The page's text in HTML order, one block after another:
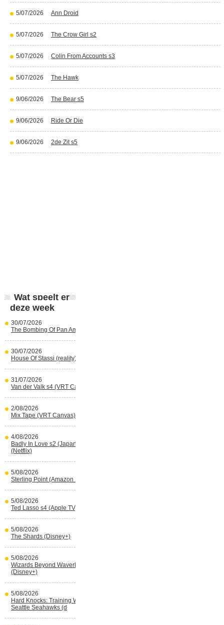
5/07/2026 Ann Droid
5/07/2026 The Crow Girl s2
5/07/2026 Colin From Accounts s3
5/07/2026 The Hawk
9/06/2026 The Bear s5
9/06/2026 Ride Or Die
9/06/2026 2de Zit s5
Wat speelt er
deze week
30/07/2026
The Bombing Of Pan Am 103 (Netflix)
30/07/2026
House Of Stassi (reality) (Disney+)
31/07/2026
Van der Valk s4 (VRT Canvas)
2/08/2026
Mix Tape (VRT Canvas)
4/08/2026
Badly In Love s2 (Japans) (reality)
(Netflix)
5/08/2026
Sterling Point (Amazon Prime Video)
5/08/2026
Ted Lasso s4 (Apple TV)
5/08/2026
The Shards (Disney+)
5/08/2026
Wizards Beyond Waverly Place s3
(Disney+)
5/08/2026
Hard Knocks: Training With The
Seattle Seahawks (d